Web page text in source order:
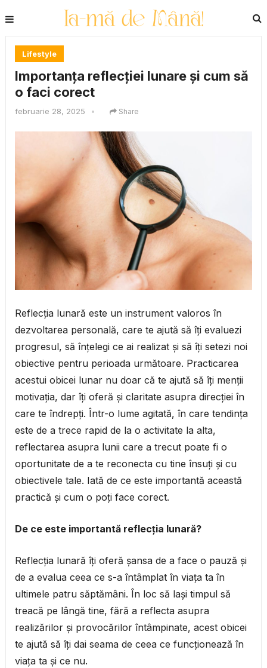
Lifestyle
Importanța reflecției lunare și cum să
o faci corect
februarie 28, 2025 • Share
Reflecția lunară este un instrument valoros în
dezvoltarea personală, care te ajută să îți evaluezi
progresul, să înțelegi ce ai realizat și să îți setezi noi
obiective pentru perioada următoare. Practicarea
acestui obicei lunar nu doar că te ajută să îți menții
motivația, dar îți oferă și claritate asupra direcției în
care te îndrepți. Într-o lume agitată, în care tendința
este de a trece rapid de la o activitate la alta,
reflectarea asupra lunii care a trecut poate fi o
oportunitate de a te reconecta cu tine însuți și cu
obiectivele tale. Iată de ce este importantă această
practică și cum o poți face corect.
De ce este importantă reflecția lunară?
Reflecția lunară îți oferă șansa de a face o pauză și
de a evalua ceea ce s-a întâmplat în viața ta în
ultimele patru săptămâni. În loc să lași timpul să
treacă pe lângă tine, fără a reflecta asupra
realizărilor și provocărilor întâmpinate, acest obicei
te ajută să îți dai seama de ceea ce funcționează în
viața ta și ce nu.